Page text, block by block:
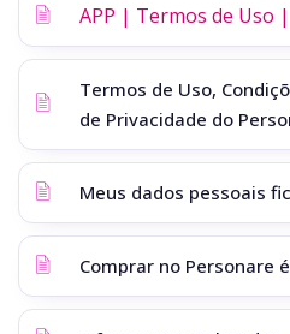
APP | Termos de Uso |
Termos de Uso,
de Privacidade do
Meus dados pessoais
Comprar no Personare